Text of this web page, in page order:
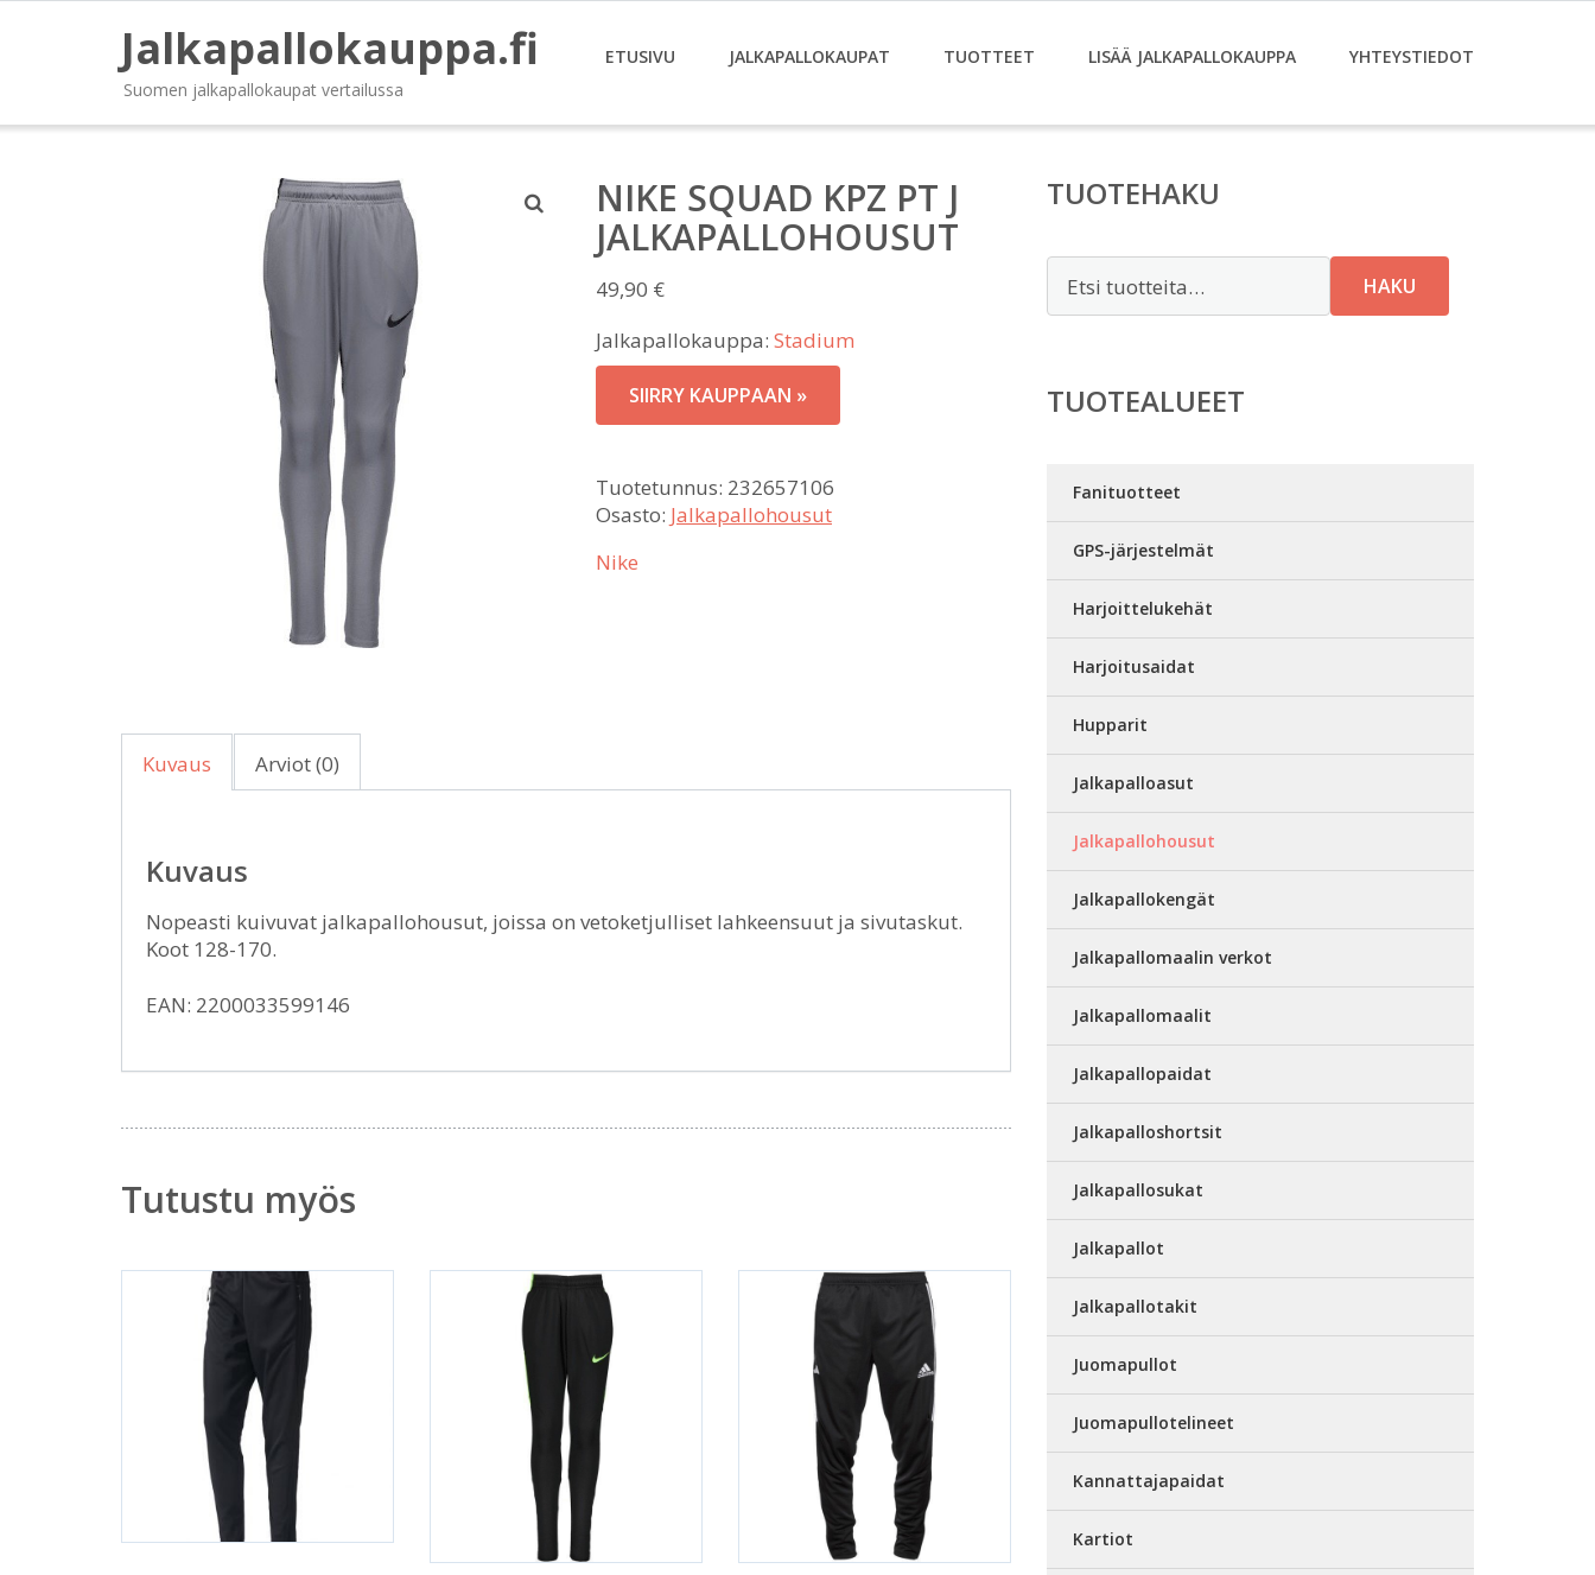
Jalkapallokauppa.fi
Suomen jalkapallokaupat vertailussa
ETUSIVU JALKAPALLOKAUPAT TUOTTEET LISÄÄ JALKAPALLOKAUPPA YHTEYSTIEDOT
NIKE SQUAD KPZ PT J
JALKAPALLOHOUSUT
49,90 €
Jalkapallokauppa: Stadium
SIIRRY KAUPPAAN »
Tuotetunnus: 232657106
Osasto: Jalkapallohousut
Nike
Kuvaus Arviot (0)
Kuvaus
Nopeasti kuivuvat jalkapallohousut, joissa on vetoketjulliset lahkeensuut ja sivutaskut.
Koot 128-170.
EAN: 2200033599146
Tutustu myös
TUOTEHAKU
HAKU
TUOTEALUEET
Fanituotteet
GPS-järjestelmät
Harjoittelukehät
Harjoitusaidat
Hupparit
Jalkapalloasut
Jalkapallohousut
Jalkapallokengät
Jalkapallomaalin verkot
Jalkapallomaalit
Jalkapallopaidat
Jalkapalloshortsit
Jalkapallosukat
Jalkapallot
Jalkapallotakit
Juomapullot
Juomapullotelineet
Kannattajapaidat
Kartiot